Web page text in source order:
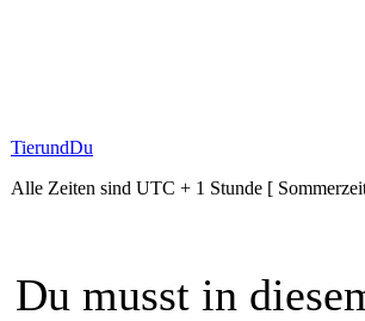
TierundDu
Alle Zeiten sind UTC + 1 Stunde [
Du musst in